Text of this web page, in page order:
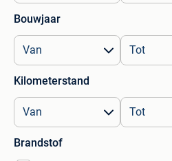
Bouwjaar
Kilometerstand
Brandstof